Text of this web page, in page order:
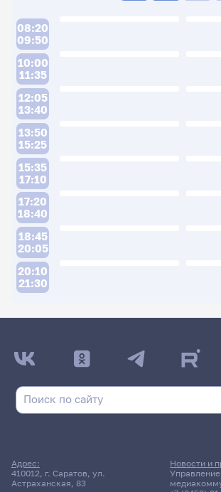
08:20
09:50
10:00
11:35
12:05
13:40
13:50
15:25
15:35
17:10
17:20
18:40
18:45
20:05
20:10
21:30
ДАТА ПОСЛЕДНЕГО ОБНОВЛЕНИЯ:
29.05.2026
Евстафьевич
Зачет
Методы и средства
Адрес:
410012, г. Саратов, ул.
Астраханская, 83
Новости и
Управление